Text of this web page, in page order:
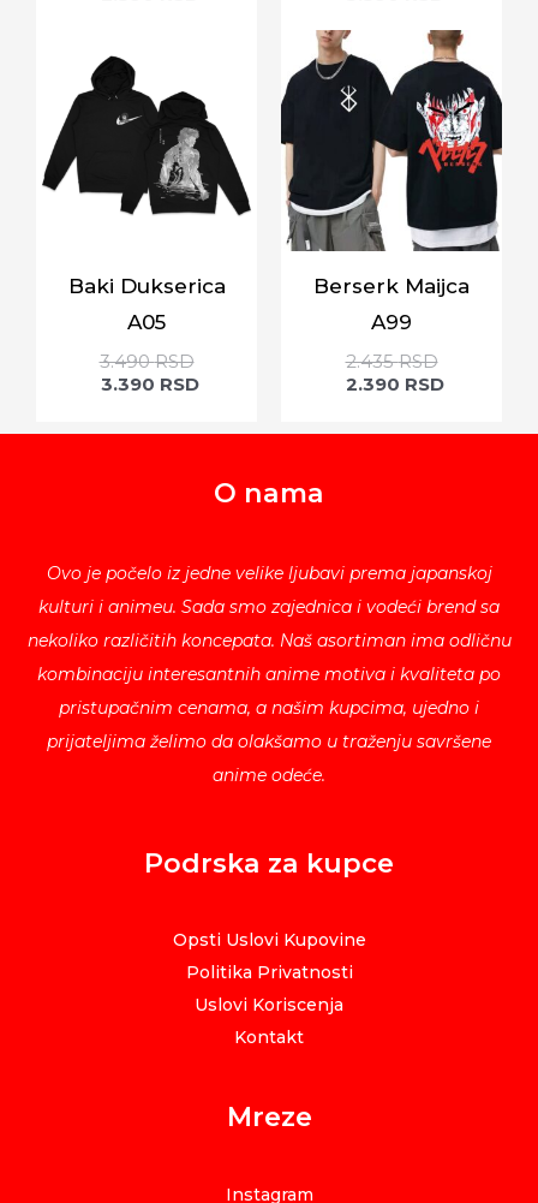
Baki Dukserica
A05
3.490RSD
3.390 RSD
Berserk Maijca
A99
2.435RSD
2.390 RSD
O nama
Ovo je počelo iz jedne velike ljubavi prema japanskoj
kulturi i animeu. Sada smo zajednica i vodeći brend sa
nekoliko različitih koncepata. Naš asortiman ima odličnu
kombinaciju interesantnih anime motiva i kvaliteta po
pristupačnim cenama, a našim kupcima, ujedno i
prijateljima želimo da olakšamo u traženju savršene
anime odeće.
Podrska za kupce
Opsti Uslovi Kupovine
Politika Privatnosti
Uslovi Koriscenja
Kontakt
Mreze
Instagram